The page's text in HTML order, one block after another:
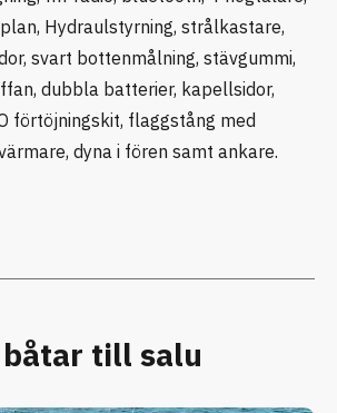
Hydraulstyrning, strålkastare,
svart bottenmålning, stävgummi,
dubbla batterier, kapellsidor,
förtöjningskit, flaggstång med
dyna i fören samt ankare.
till salu